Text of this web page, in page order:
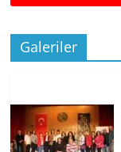
Galeriler